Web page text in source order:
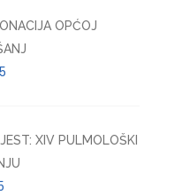
OPĆOJ
XIV PULMOLOŠKI